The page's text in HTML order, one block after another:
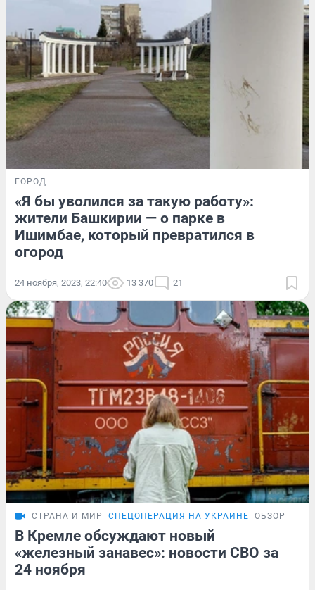
ГОРОД
«Я бы уволился за такую работу»:
жители Башкирии — о парке в
Ишимбае, который превратился в
огород
24 ноября, 2023, 22:40 13 370 21
СТРАНА И МИР СПЕЦОПЕРАЦИЯ НА УКРАИНЕ ОБЗОР
В Кремле обсуждают новый
«железный занавес»: новости СВО за
24 ноября